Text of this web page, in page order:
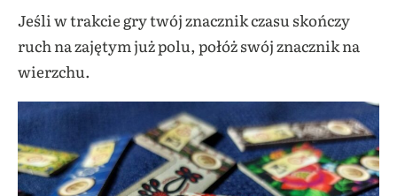
Jeśli w trakcie gry twój znacznik czasu skończy
ruch na zajętym już polu, połóż swój znacznik na
wierzchu.